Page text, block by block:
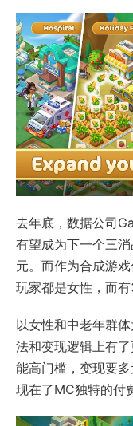
去年底，数据公司
有望成为下一个三
元。而作为合成游
玩家都是女性，而有
以女性和中老年群
法和变现逻辑上有
能高门槛，变现要
现在了MC独特的付